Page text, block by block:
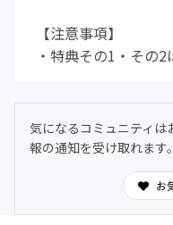
【注意事項】
・特典その1・その
気になるコミュニティ
報の通知を受け取れます。
お